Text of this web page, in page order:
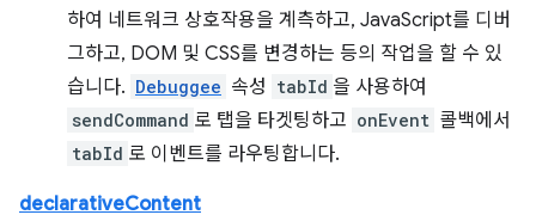
하여 네트워크 상호작용을 계측하고, JavaScript를 디버
그하고, DOM 및 CSS를 변경하는 등의 작업을 할 수 있
습니다. Debuggee 속성 tabId 을 사용하여
sendCommand 로 탭을 타겟팅하고 onEvent 콜백에서
tabId 로 이벤트를 라우팅합니다.
declarativeContent